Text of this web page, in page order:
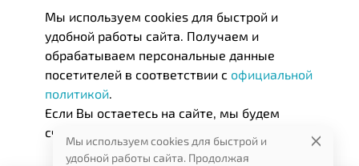
Мы используем cookies для быстрой и
удобной работы сайта. Получаем и
обрабатываем персональные данные
посетителей в соответствии с официальной
политикой
Если Вы остаетесь на сайте, мы будем
считать, что Вас это устраивает.
Мы используем cookies для быстрой и
удобной работы сайта. Продолжая